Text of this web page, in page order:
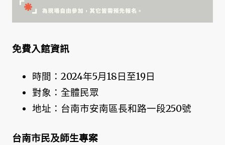
免費入館資訊
時間：2024年5月18日至19日
對象：全體民眾
地址：台南市安南區長和路一段250號
台南市民及師生專案